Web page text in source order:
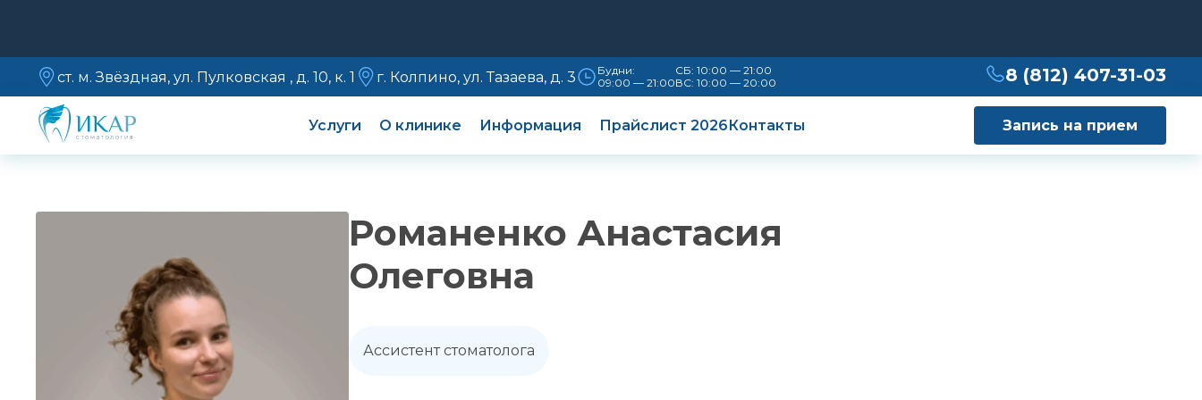
ст. м. Звёздная, ул. Пулковская , д. 10, к. 1 г. Колпино, ул. Тазаева, д. 3
Будни:
09:00 — 21:00
СБ: 10:00 — 21:00
ВС: 10:00 — 20:00
8 (812) 407-31-03
Услуги О клинике Информация Прайслист 2026Контакты Запись на прием
Романенко Анастасия
Олеговна
Ассистент стоматолога